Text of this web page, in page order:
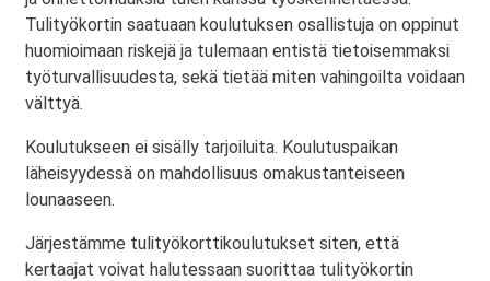
Tulityökortin saatuaan koulutuksen osallistuja on oppinut
huomioimaan riskejä ja tulemaan entistä tietoisemmaksi
työturvallisuudesta, sekä tietää miten vahingoilta voidaan
välttyä.
Koulutukseen ei sisälly tarjoiluita. Koulutuspaikan
läheisyydessä on mahdollisuus omakustanteiseen
lounaaseen.
Järjestämme tulityökorttikoulutukset siten, että
kertaajat voivat halutessaan suorittaa tulityökortin